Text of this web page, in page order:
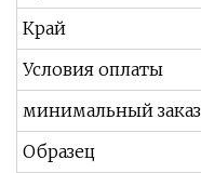
Край
Условия оплаты
минимальный заказ
Образец